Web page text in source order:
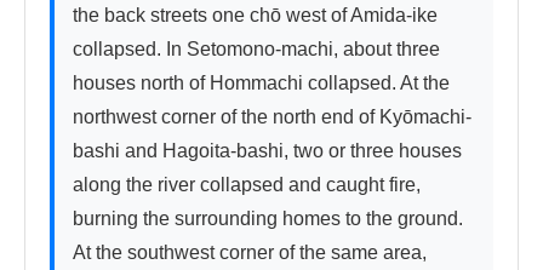
the back streets one chō west of Amida-ike
collapsed. In Setomono-machi, about three
houses north of Hommachi collapsed. At the
northwest corner of the north end of Kyōmachi-
bashi and Hagoita-bashi, two or three houses
along the river collapsed and caught fire,
burning the surrounding homes to the ground.
At the southwest corner of the same area,